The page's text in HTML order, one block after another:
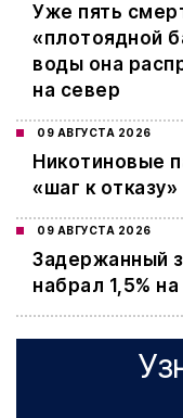
Уже пять
«плотоядной
воды она
на север
09 АВГУСТА 2026
Никотиновые
«шаг к
09 АВГУСТА 2026
Задержанный
набрал 1,5%